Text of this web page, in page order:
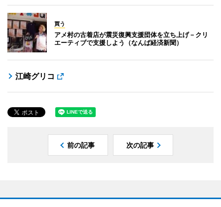
買う
アメ村の古着店が震災復興支援団体を立ち上げ－クリ
エーティブで支援しよう（なんば経済新聞）
江崎グリコ
前の記事 次の記事